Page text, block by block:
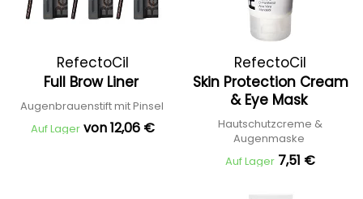
RefectoCil
Full Brow Liner
Augenbrauenstift mit Pinsel
Auf Lager von 12,06 €
RefectoCil
Skin Protection Cream
& Eye Mask
Hautschutzcreme &
Augenmaske
Auf Lager 7,51 €